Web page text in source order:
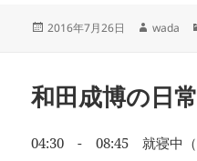
投
2016年7月26日
作
wada
和田成博の日
04:30 - 08:45 就寝中（